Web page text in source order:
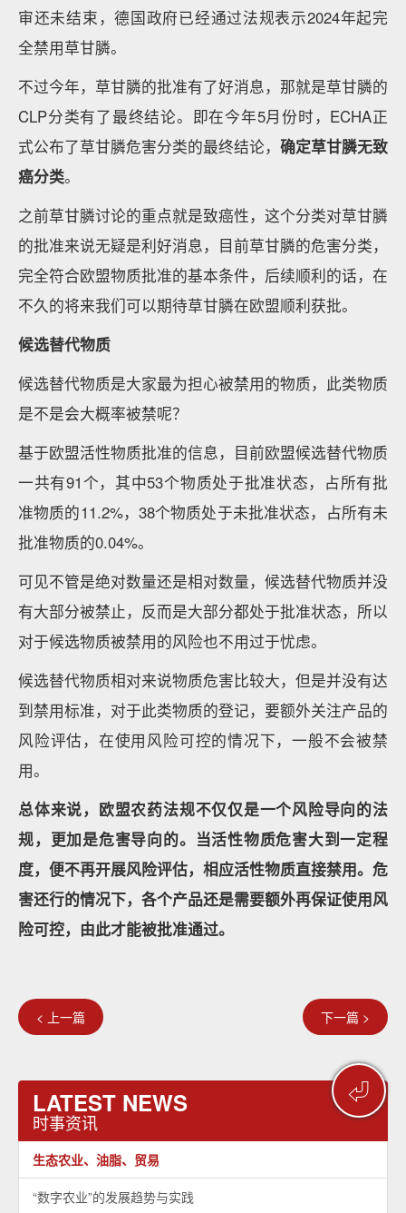
⏎
审还未结束，德国政府已经通过法规表示2024年起完
全禁用草甘膦。
不过今年，草甘膦的批准有了好消息，那就是草甘膦的
CLP分类有了最终结论。即在今年5月份时，ECHA正
式公布了草甘膦危害分类的最终结论， 确定草甘膦无致
癌分类。
之前草甘膦讨论的重点就是致癌性，这个分类对草甘膦
的批准来说无疑是利好消息，目前草甘膦的危害分类，
完全符合欧盟物质批准的基本条件，后续顺利的话，在
不久的将来我们可以期待草甘膦在欧盟顺利获批。
候选替代物质
候选替代物质是大家最为担心被禁用的物质，此类物质
是不是会大概率被禁呢？
基于欧盟活性物质批准的信息，目前欧盟候选替代物质
一共有91个，其中53个物质处于批准状态，占所有批
准物质的11.2%，38个物质处于未批准状态，占所有未
批准物质的0.04%。
可见不管是绝对数量还是相对数量，候选替代物质并没
有大部分被禁止，反而是大部分都处于批准状态，所以
对于候选物质被禁用的风险也不用过于忧虑。
候选替代物质相对来说物质危害比较大，但是并没有达
到禁用标准，对于此类物质的登记，要额外关注产品的
风险评估，在使用风险可控的情况下，一般不会被禁
用。
总体来说，欧盟农药法规不仅仅是一个风险导向的法
规，更加是危害导向的。当活性物质危害大到一定程
度，便不再开展风险评估，相应活性物质直接禁用。危
害还行的情况下，各个产品还是需要额外再保证使用风
险可控，由此才能被批准通过。
< 上一篇 下一篇 >
LATEST NEWS
时事资讯
生态农业、油脂、贸易
“数字农业”的发展趋势与实践